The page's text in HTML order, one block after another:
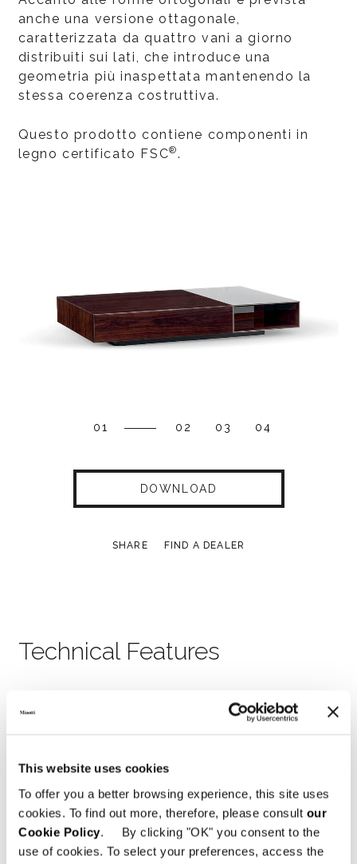
This website uses cookies
To offer you a better browsing experience, this site uses
cookies. To find out more, therefore, please consult our
Cookie Policy. By clicking "OK" you consent to the
use of cookies. To select your preferences, access the
anche una versione ottagonale,
caratterizzata da quattro vani a giorno
distribuiti sui lati, che introduce una
geometria più inaspettata mantenendo la
stessa coerenza costruttiva.
Questo prodotto contiene componenti in
legno certificato FSC®.
01 02 03 04
DOWNLOAD
SHARE FIND A DEALER
Technical Features